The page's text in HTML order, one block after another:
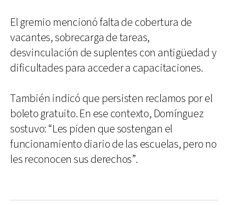
El gremio mencionó falta de cobertura de
vacantes, sobrecarga de tareas,
desvinculación de suplentes con antigüedad y
dificultades para acceder a capacitaciones.
También indicó que persisten reclamos por el
boleto gratuito. En ese contexto, Domínguez
sostuvo: “Les piden que sostengan el
funcionamiento diario de las escuelas, pero no
les reconocen sus derechos”.